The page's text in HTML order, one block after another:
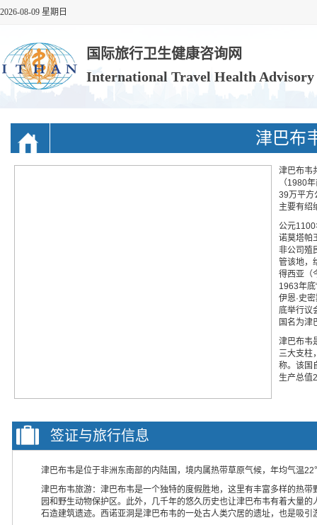
2026-08-09 星期日
国际旅行卫生健康咨询网
International Travel Health
津巴布
津巴布韦
（1980
39万平方
主要有绍
公元
诺莫塔帕
非公司殖
管该地，
得西亚（
1963年
伊恩·史
底举行议
国名为津
津巴布韦
三大支柱
称。该国
生产总值
签证与旅行信息
津巴布韦是位于非洲东南部的内陆国，境内属热带草原气候，年均气
津巴布韦旅游：津巴布韦是一个独特的度假胜地，这里有丰富多样的热
园和野生动物保护区。此外，几千年的悠久历史也让津巴布韦有着大量
石造建筑遗迹。西诺亚洞是津巴布韦的一处古人类穴居的遗址，也是吸引